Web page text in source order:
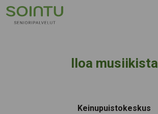
Hyppää sisältöön
Iloa musiikista
Tapahtumapaikka:
Keinupuistokeskus